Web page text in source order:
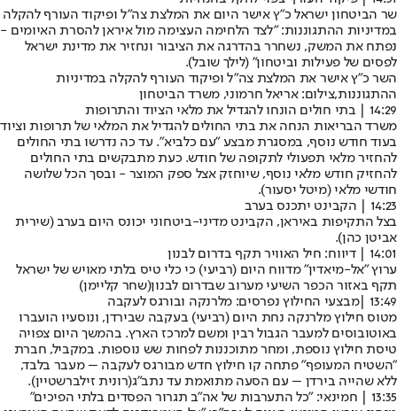
שר הביטחון ישראל כ"ץ אישר היום את המלצת צה"ל ופיקוד העורף להקלה
במדיניות ההתגוננות: "לצד הלחימה העצימה מול איראן להסרת האיומים -
נפתח את המשק, נשחרר בהדרגה את הציבור ונחזיר את מדינת ישראל
לפסים של פעילות וביטחון" (לילך שובל).
השר כ"ץ אישר את המלצת צה"ל ופיקוד העורף להקלה במדיניות
ההתגוננות,צילום: אריאל חרמוני, משרד הביטחון
14:29 | בתי חולים הונחו להגדיל את מלאי הציוד והתרופות
משרד הבריאות הנחה את בתי החולים להגדיל את המלאי של תרופות וציוד
בעוד חודש נוסף, במסגרת מבצע "עם כלביא". עד כה נדרשו בתי החולים
להחזיר מלאי תפעולי לתקופה של חודש. כעת מתבקשים בתי החולים
להחזיק חודש מלאי נוסף, שיוחזק אצל ספק המוצר - ובסך הכל שלושה
חודשי מלאי (מיטל יסעור).
14:23 | הקבינט יתכנס בערב
בצל התקיפות באיראן, הקבינט מדיני-ביטחוני יכונס היום בערב (שירית
אביטן כהן).
14:01 | דיווח: חיל האוויר תקף בדרום לבנון
ערוץ "אל-מיאדין" מדווח היום (רביעי) כי כלי טיס בלתי מאויש של ישראל
תקף באזור הכפר השיעי מערוב שבדרום לבנון(שחר קליימן)
13:49 |
מבצעי החילוץ נפרסים: מלרנקה ובורגס לעקבה
מטוס חילוץ מלרנקה נחת היום (רביעי) בעקבה שבירדן, ונוסעיו הועברו
באוטובוסים למעבר הגבול רבין ומשם למרכז הארץ. בהמשך היום צפויה
טיסת חילוץ נוספת, ומחר מתוכננות לפחות שש נוספות. במקביל, חברת
"השטיח המעופף" פתחה קו חילוץ חדש מבורגס לעקבה – מעבר בלבד,
ללא שהייה בירדן – עם הסעה מתואמת עד נתב"ג(רונית זילברשטיין).
13:35 | חמינאי: "כל התערבות של אה"ב תגרור הפסדים בלתי הפיכים"